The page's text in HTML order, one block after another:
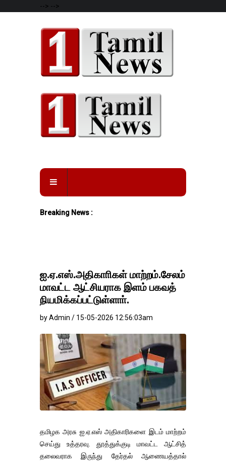
--> -->
Breaking News :
ஐ.ஏ.எஸ்.அதிகாாிகள் மாற்றம்.சேலம்
மாவட்ட ஆட்சியராக இளம் பகவத்
நியமிக்கப்பட்டுள்ளாா்.
by Admin / 15-05-2026 12:56:03am
தமிழக அரசு ஐ.ஏ.எஸ் அதிகாரிகளை இடம் மாற்றம்
செய்து உத்தரவு. தூத்துக்குடி மாவட்ட ஆட்சித்
தலைவராக இருந்து தேர்தல் ஆணையத்தால்